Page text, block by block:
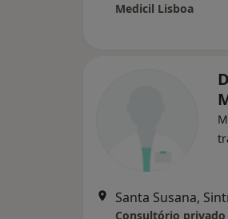
Medicil Lisboa
Santa Susana,
Consultório privado